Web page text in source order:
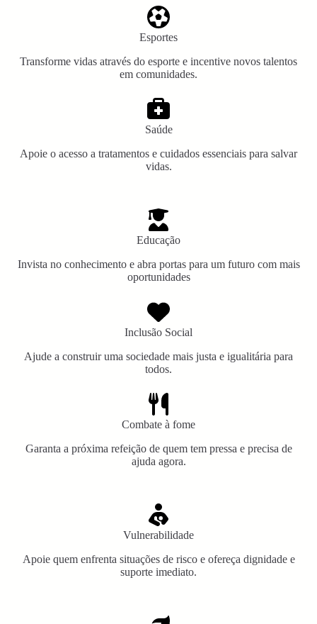
Esportes
Transforme vidas através do esporte e incentive novos talentos
em comunidades.
Saúde
Apoie o acesso a tratamentos e cuidados essenciais para salvar
vidas.
Educação
Invista no conhecimento e abra portas para um futuro com mais
oportunidades
Inclusão Social
Ajude a construir uma sociedade mais justa e igualitária para
todos.
Combate à fome
Garanta a próxima refeição de quem tem pressa e precisa de
ajuda agora.
Vulnerabilidade
Apoie quem enfrenta situações de risco e ofereça dignidade e
suporte imediato.